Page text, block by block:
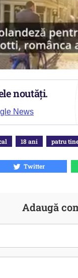
noutăți.
News
18 ani patru
Twitter
Adaugă